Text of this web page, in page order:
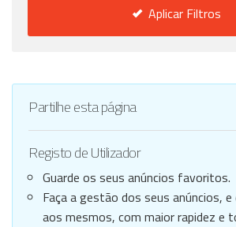
Aplicar Filtros
Partilhe esta página
Registo de Utilizador
Guarde os seus anúncios favoritos.
Faça a gestão dos seus anúncios,
aos mesmos, com maior rapidez e